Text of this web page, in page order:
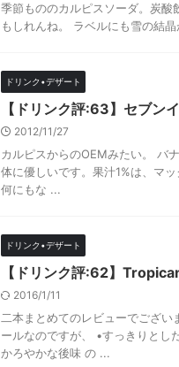
季節もののカルピスソーダ。炭
もしれんね。 ラベルにも雪の結
ドリンク•デザート
【ドリンク評:63】セブン
2012/11/27
カルピスからのOEMみたい。 バ
体に優しいです。果汁1%は、マ
何にもな ...
ドリンク•デザート
【ドリンク評:62】
2016/1/11
二本まとめてのレビューでござ
ールなのですが、 •すっきりとし
かろやかな後味 の ...